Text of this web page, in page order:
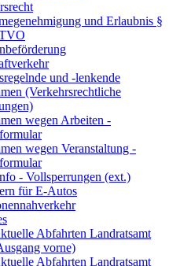
und Erlaubnis §
und -lenkende
(Verkehrsrechtliche
wegen Arbeiten -
wegen Veranstaltung -
- Vollsperrungen (ext.)
für E-Autos
Abfahrten Landratsamt
vorne)
Abfahrten Landratsamt